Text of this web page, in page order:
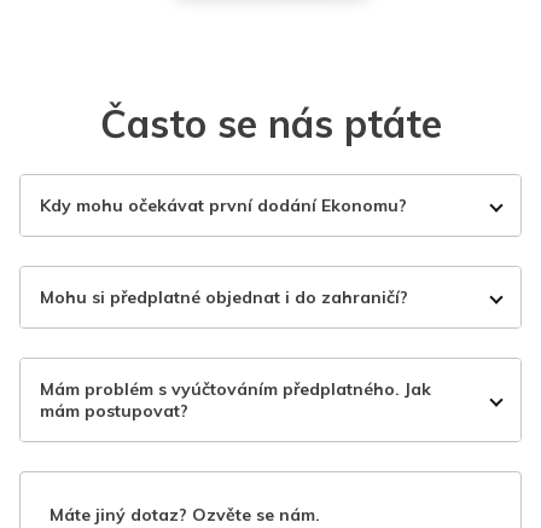
Často se nás ptáte
Kdy mohu očekávat první dodání Ekonomu?
Mohu si předplatné objednat i do zahraničí?
Mám problém s vyúčtováním předplatného. Jak
mám postupovat?
Máte jiný dotaz? Ozvěte se nám.